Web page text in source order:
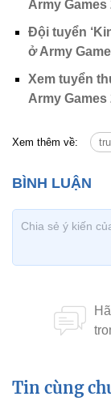
Army Games
Đội tuyển
ở Army
Xem tuyển
Army Games
Xem thêm về:
Tin cùng